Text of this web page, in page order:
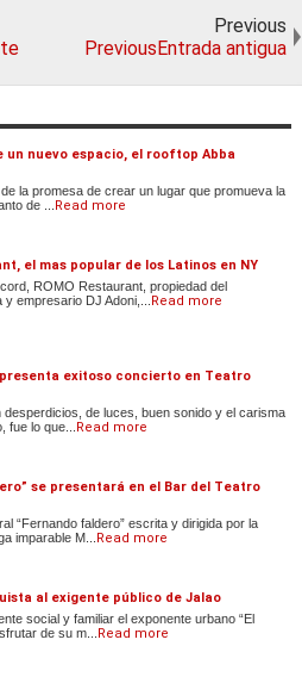
Previous
PreviousEntrada antigua
un nuevo espacio, el rooftop Abba
la promesa de crear un lugar que promueva la
de ...
Read more
el mas popular de los Latinos en NY
ROMO Restaurant, propiedad del
empresario DJ Adoni,...
Read more
presenta exitoso concierto en Teatro
desperdicios, de luces, buen sonido y el carisma
fue lo que...
Read more
se presentará en el Bar del Teatro
“Fernando faldero” escrita y dirigida por la
imparable M...
Read more
al exigente público de Jalao
social y familiar el exponente urbano “El
de su m...
Read more